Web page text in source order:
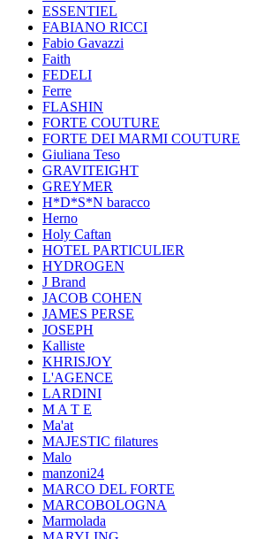
ESSENTIEL
FABIANO RICCI
Fabio Gavazzi
Faith
FEDELI
Ferre
FLASHIN
FORTE COUTURE
FORTE DEI MARMI COUTURE
Giuliana Teso
GRAVITEIGHT
GREYMER
H*D*S*N baracco
Herno
Holy Caftan
HOTEL PARTICULIER
HYDROGEN
J Brand
JACOB COHEN
JAMES PERSE
JOSEPH
Kalliste
KHRISJOY
L'AGENCE
LARDINI
M A T E
Ma'at
MAJESTIC filatures
Malo
manzoni24
MARCO DEL FORTE
MARCOBOLOGNA
Marmolada